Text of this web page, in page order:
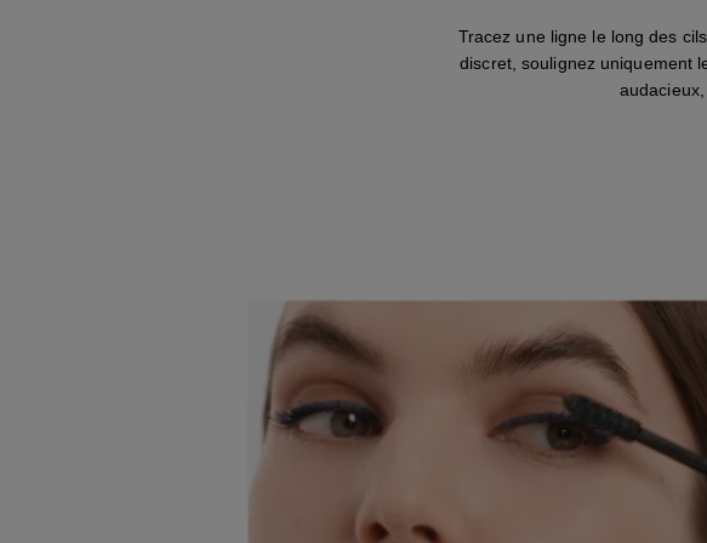
Tracez une ligne le long des
discret, soulignez uniquement